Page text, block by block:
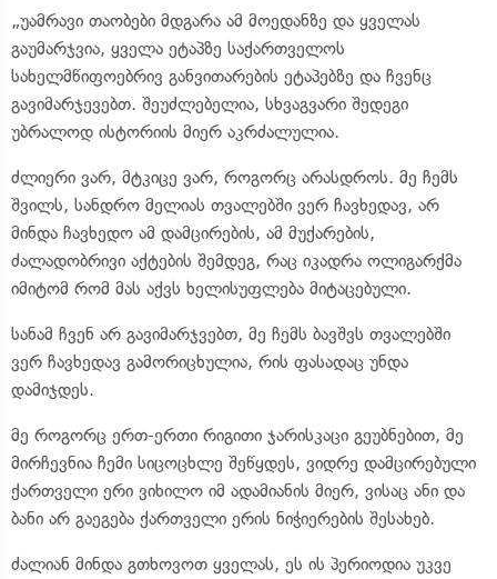
„უამრავი თაობები მდგარა ამ მოედანზე და ყველას
გაუმარჯვია, ყველა ეტაპზე საქართველოს
სახელმწიფოებრივ განვითარების ეტაპებზე და ჩვენც
გავიმარჯევებთ. შეუძლებელია, სხვაგვარი შედეგი
უბრალოდ ისტორიის მიერ აკრძალულია.
ძლიერი ვარ, მტკიცე ვარ, როგორც არასდროს. მე ჩემს
შვილს, სანდრო მელიას თვალებში ვერ ჩავხედავ, არ
მინდა ჩავხედო ამ დამცირების, ამ მუქარების,
ძალადობრივი აქტების შემდეგ, რაც იკადრა ოლიგარქმა
იმიტომ რომ მას აქვს ხელისუფლება მიტაცებული.
სანამ ჩვენ არ გავიმარჯვებთ, მე ჩემს ბავშვს თვალებში
ვერ ჩავხედავ გამორიცხულია, რის ფასადაც უნდა
დამიჯდეს.
მე როგორც ერთ-ერთი რიგითი ჯარისკაცი გეუბნებით, მე
მირჩევნია ჩემი სიცოცხლე შეწყდეს, ვიდრე დამცირებული
ქართველი ერი ვიხილო იმ ადამიანის მიერ, ვისაც ანი და
ბანი არ გაეგება ქართველი ერის ნიჭიერების შესახებ.
ძალიან მინდა გთხოვოთ ყველას, ეს ის პერიოდია უკვე